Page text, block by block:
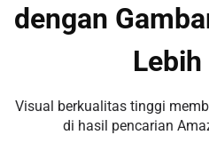
dengan
Visual berkualitas tinggi
di hasil pencarian